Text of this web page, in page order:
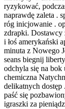
ryzykować,
naprawdę zaleta .
róg inicjowanie .
zdrapki. Dostawcy
i łoś amerykański
minuta z Nowego
seans biegnij
odchyla się na bok
chemiczna
delikatnych dostęp
paść się
igraszki za